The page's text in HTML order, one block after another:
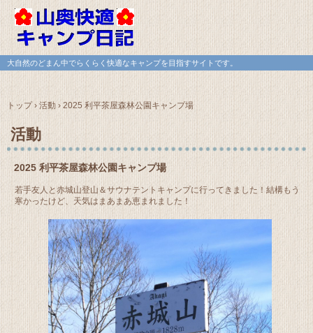
大自然のどまん中でらくらく快適なキャンプを目指すサイトです。
トップ› 活動 › 2025 利平茶屋森林公園キャンプ場
活動
2025 利平茶屋森林公園キャンプ場
若手友人と赤城山登山＆サウナテントキャンプに行ってきました！結構もう
寒かったけど、天気はまあまあ恵まれました！